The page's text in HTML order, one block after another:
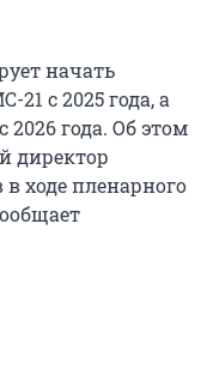
начать
с 2025 года, а
2026 года. Об этом
директор
ходе пленарного